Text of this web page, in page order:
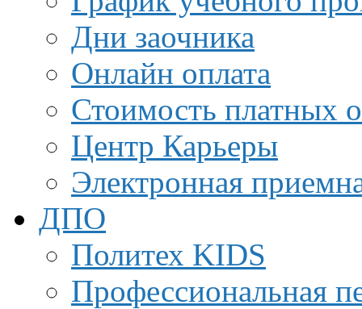
Дни заочника
Онлайн оплата
Стоимость платных
Центр Карьеры
Электронная
ДПО
Политех KIDS
Профессиональная